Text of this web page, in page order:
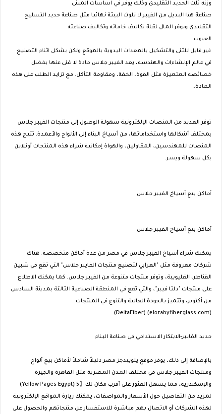
وزنه ثلث الحديد التقليدى وذلك يوفر في اساسات المبنى
صناعة هذا البديل من الفيبر لا تلوث البيئة نهائيا مثل صناعة حديد التسليح
التقليدى ويوفر المال لقلة تكاليف خاماته وتكاليف صناعته
العيوب
غير قابل للثنى والتشكيل بالمعدات اليدوية بالموقع ولكن يشكل اثناء التصنيع
في عالم الإنشاءات والهندسة، يعد الفيبر جلاس مادة لا غنى عنها بفضل
خصائصه المتميزة مثل القوة، الخفة، ومقاومة التآكل. مع تزايد الطلب على هذه
المادة،
توفر العديد من المنصات الإلكترونية سهولة الوصول إلى منتجات الفيبر جلاس
بمختلف أشكالها واستخداماتها، من أسياخ البناء إلى الألواح والأعمدة. تتيح هذه
المنصات للمهندسين، المقاولين، والهواة إمكانية شراء هذه المنتجات أونلاين
بكل سهولة ويسر.
أماكن بيع أسياخ الفيبر جلاس
أماكن بيع أسياخ الفيبر جلاس
يمكنك شراء أسياخ الفيبر جلاس في مصر من عدة أماكن متخصصة. هناك
شركات معروفة مثل "العرابي لتصنيع منتجات الفايبر جلاس" التي تقع في شبين
القناطر، القليوبية، وتوفر منتجات متنوعة من الفيبر جلاس. كما يمكنك الاطلاع
على منتجات "دلتا فيبر"، والتي تقع في المنطقة الصناعية الثالثة بمدينة السادس
من أكتوبر، وتتميز بالجودة العالية والتنوع في المنتجات​
حديد الفايبر-الابتكار الاستدامي في صناعة البناء
بالإضافة إلى ذلك، يوفر موقع يلوبيدجز مصر دليلاً شاملاً لأماكن بيع ألواح
ومنتجات الفيبر جلاس في مختلف المدن المصرية مثل القاهرة والجيزة
والإسكندرية، مما يسهل العثور على أقرب مكان لك【5​ (Yellow Pages Egypt)​
لمزيد من التفاصيل حول الأسعار والمواصفات، يمكنك زيارة المواقع الإلكترونية
لهذه الشركات أو الاتصال بهم مباشرة للاستفسار عن منتجاتهم والحصول على